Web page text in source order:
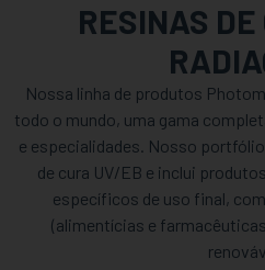
RESINAS DE
Nossa linha de produtos
todo o mundo, uma gama
e especialidades. Nosso
de cura UV/EB e inclui
específicos de uso final,
(alimentícias e